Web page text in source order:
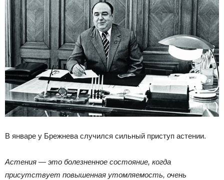
В январе у Брежнева случился сильный приступ астении.
Астения — это болезненное состояние, когда
присутствует повышенная утомляемость, очень